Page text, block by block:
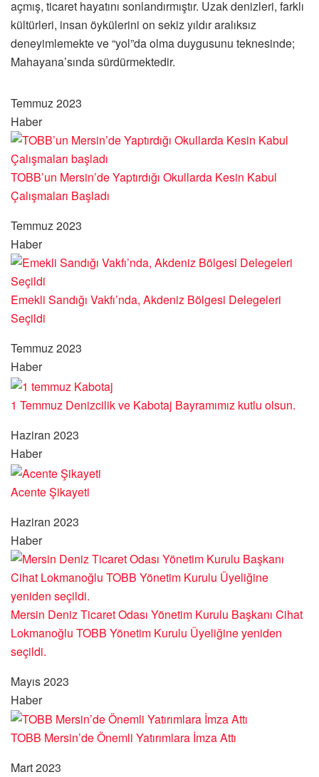
açmış, ticaret hayatını sonlandırmıştır. Uzak denizleri, farklı
kültürleri, insan öykülerini on sekiz yıldır aralıksız
deneyimlemekte ve “yol”da olma duygusunu teknesinde;
Mahayana’sında sürdürmektedir.
Temmuz 2023
Haber
TOBB’un Mersin’de Yaptırdığı Okullarda Kesin Kabul
Çalışmaları Başladı
Temmuz 2023
Haber
Emekli Sandığı Vakfı’nda, Akdeniz Bölgesi Delegeleri
Seçildi
Temmuz 2023
Haber
1 Temmuz Denizcilik ve Kabotaj Bayramımız kutlu olsun.
Haziran 2023
Haber
Acente Şikayeti
Haziran 2023
Haber
Mersin Deniz Ticaret Odası Yönetim Kurulu Başkanı Cihat
Lokmanoğlu TOBB Yönetim Kurulu Üyeliğine yeniden
seçildi.
Mayıs 2023
Haber
TOBB Mersin’de Önemli Yatırımlara İmza Attı
Mart 2023